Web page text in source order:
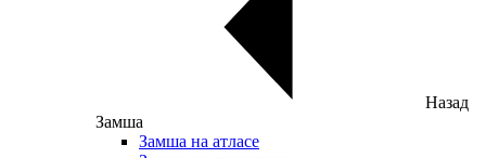
Назад
Замша
Замша на атласе